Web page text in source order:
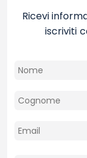
Ricevi
iscriviti